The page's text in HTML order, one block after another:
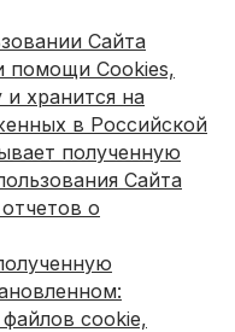
Сайта
помощи Cookies,
хранится на
в Российской
полученную
Сайта
о
cookie,